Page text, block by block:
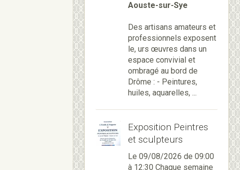
Aouste-sur-Sye
Des artisans amateurs et
professionnels exposent
le, urs œuvres dans un
espace convivial et
ombragé au bord de
Drôme : - Peintures,
huiles, aquarelles, ...
Exposition Peintres
et sculpteurs
Le 09/08/2026 de 09:00
à 12:30 Chaque semaine